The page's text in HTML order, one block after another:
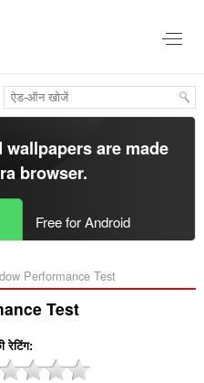
are made
browser.
Free for Android
Performance Test‎
Test
रेटिंग